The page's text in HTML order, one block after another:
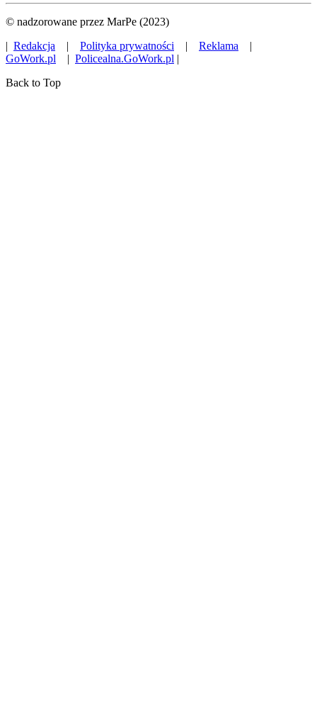
© nadzorowane przez MarPe (2023)
| Redakcja | Polityka prywatności | Reklama |
GoWork.pl | Policealna.GoWork.pl |
Back to Top